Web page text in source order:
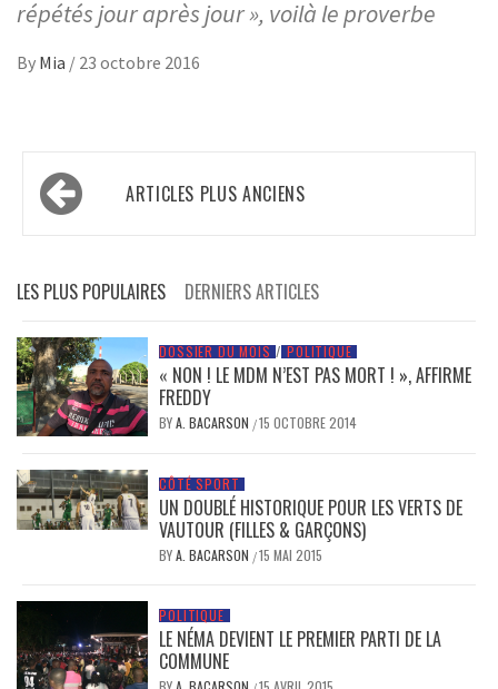
répétés jour après jour », voilà le proverbe
By Mia / 23 octobre 2016
Navigation
des ARTICLES PLUS ANCIENS
LES PLUS POPULAIRES DERNIERS ARTICLES
DOSSIER DU MOIS / POLITIQUE
« NON ! LE MDM N’EST PAS MORT ! », AFFIRME
FREDDY
BYA. BACARSON /15 OCTOBRE 2014
CÔTÉ SPORT
UN DOUBLÉ HISTORIQUE POUR LES VERTS DE
VAUTOUR (FILLES & GARÇONS)
BYA. BACARSON /15 MAI 2015
POLITIQUE
LE NÉMA DEVIENT LE PREMIER PARTI DE LA
COMMUNE